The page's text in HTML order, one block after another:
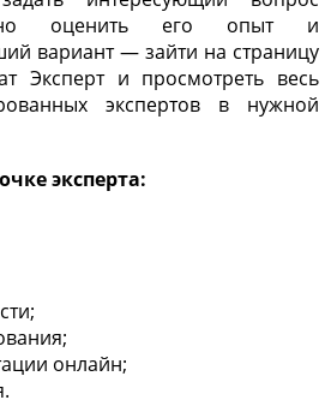
оценить его опыт и
вариант — зайти на страницу
Эксперт и просмотреть весь
экспертов в нужной
эксперта:
онлайн;